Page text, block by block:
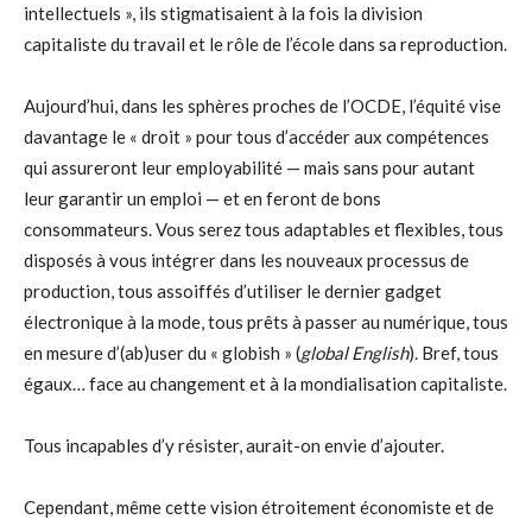
intellectuels », ils stigmatisaient à la fois la division
capitaliste du travail et le rôle de l’école dans sa reproduction.
Aujourd’hui, dans les sphères proches de l’OCDE, l’équité vise
davantage le « droit » pour tous d’accéder aux compétences
qui assureront leur employabilité — mais sans pour autant
leur garantir un emploi — et en feront de bons
consommateurs. Vous serez tous adaptables et flexibles, tous
disposés à vous intégrer dans les nouveaux processus de
production, tous assoiffés d’utiliser le dernier gadget
électronique à la mode, tous prêts à passer au numérique, tous
en mesure d’(ab)user du « globish » (global English). Bref, tous
égaux… face au changement et à la mondialisation capitaliste.
Tous incapables d’y résister, aurait-on envie d’ajouter.
Cependant, même cette vision étroitement économiste et de